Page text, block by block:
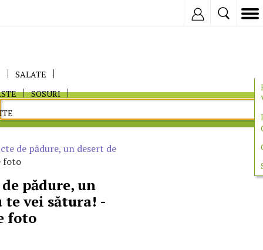
SALATE
SOSURI
de pădure, un desert de
foto
pădure, un
te vei sătura! -
foto